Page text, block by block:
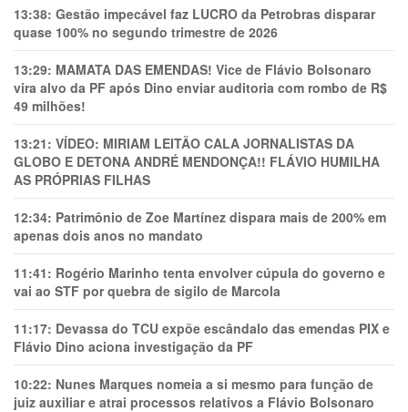
13:38: Gestão impecável faz LUCRO da Petrobras disparar
quase 100% no segundo trimestre de 2026
13:29: MAMATA DAS EMENDAS! Vice de Flávio Bolsonaro
vira alvo da PF após Dino enviar auditoria com rombo de R$
49 milhões!
13:21: VÍDEO: MIRIAM LEITÃO CALA JORNALISTAS DA
GLOBO E DETONA ANDRÉ MENDONÇA!! FLÁVIO HUMILHA
AS PRÓPRIAS FILHAS
12:34: Patrimônio de Zoe Martínez dispara mais de 200% em
apenas dois anos no mandato
11:41: Rogério Marinho tenta envolver cúpula do governo e
vai ao STF por quebra de sigilo de Marcola
11:17: Devassa do TCU expõe escândalo das emendas PIX e
Flávio Dino aciona investigação da PF
10:22: Nunes Marques nomeia a si mesmo para função de
juiz auxiliar e atrai processos relativos a Flávio Bolsonaro